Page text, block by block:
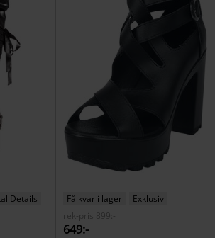
Details Få kvar i lager
Exklusiv
rek-pris
899:-
649:-